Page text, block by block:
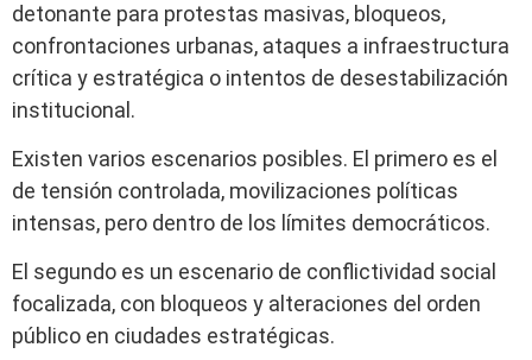
detonante para protestas masivas, bloqueos,
confrontaciones urbanas, ataques a infraestructura
crítica y estratégica o intentos de desestabilización
institucional.
Existen varios escenarios posibles. El primero es el
de tensión controlada, movilizaciones políticas
intensas, pero dentro de los límites democráticos.
El segundo es un escenario de conflictividad social
focalizada, con bloqueos y alteraciones del orden
público en ciudades estratégicas.